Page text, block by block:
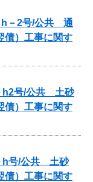
h－2号/公共 通
債）工事に関す
h2号/公共 土砂
債）工事に関す
h号/公共 土砂
債）工事に関す